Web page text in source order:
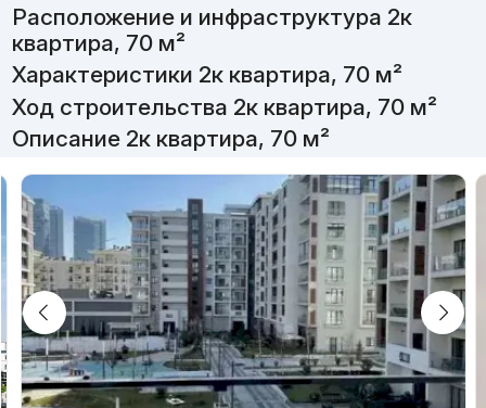
Расположение и инфраструктура 2к
квартира, 70 м²
Характеристики 2к квартира, 70 м²
Ход строительства 2к квартира, 70 м²
Описание 2к квартира, 70 м²